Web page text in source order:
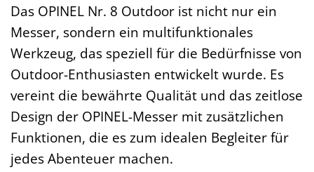
Das OPINEL Nr. 8 Outdoor ist nicht nur ein
Messer, sondern ein multifunktionales
Werkzeug, das speziell für die Bedürfnisse von
Outdoor-Enthusiasten entwickelt wurde. Es
vereint die bewährte Qualität und das zeitlose
Design der OPINEL-Messer mit zusätzlichen
Funktionen, die es zum idealen Begleiter für
jedes Abenteuer machen.